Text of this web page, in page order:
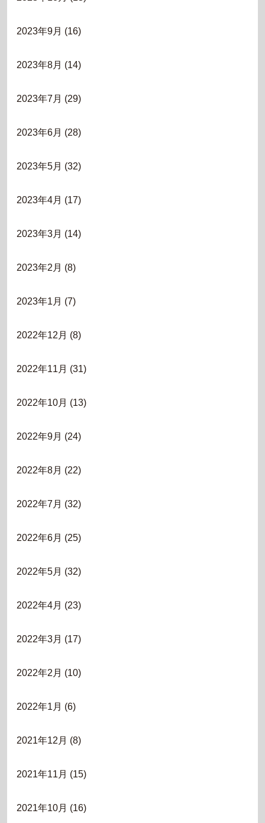
2023年9月 (16)
2023年8月 (14)
2023年7月 (29)
2023年6月 (28)
2023年5月 (32)
2023年4月 (17)
2023年3月 (14)
2023年2月 (8)
2023年1月 (7)
2022年12月 (8)
2022年11月 (31)
2022年10月 (13)
2022年9月 (24)
2022年8月 (22)
2022年7月 (32)
2022年6月 (25)
2022年5月 (32)
2022年4月 (23)
2022年3月 (17)
2022年2月 (10)
2022年1月 (6)
2021年12月 (8)
2021年11月 (15)
2021年10月 (16)